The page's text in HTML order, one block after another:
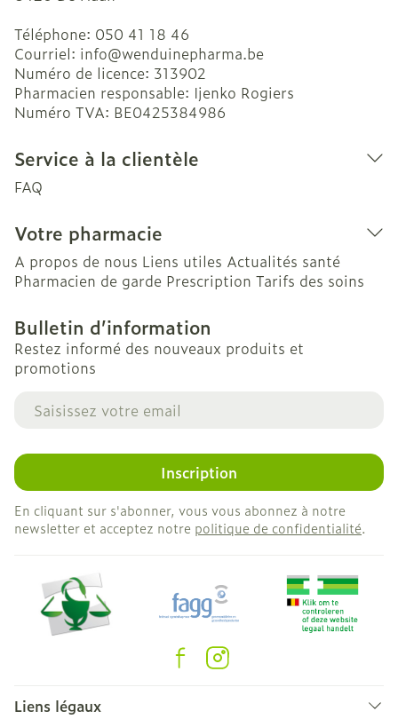
Téléphone: 050 41 18 46
Courriel: info@wenduinepharma.be
Numéro de licence: 313902
Pharmacien responsable: Ijenko Rogiers
Numéro TVA: BE0425384986
Service à la clientèle
FAQ
Votre pharmacie
A propos de nous Liens utiles Actualités santé
Pharmacien de garde Prescription Tarifs des soins
Bulletin d’information
Restez informé des nouveaux produits et
promotions
Adresse mail
Inscription
En cliquant sur s'abonner, vous vous abonnez à notre
newsletter et acceptez notre politique de confidentialité.
Liens légaux